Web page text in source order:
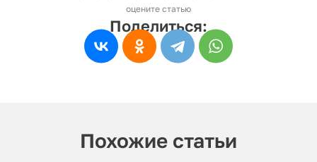
оцените статью
Поделиться:
Похожие статьи